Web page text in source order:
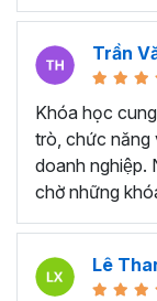
Trần
Khóa học
trò, chức năng
doanh nghiệp.
chờ những
Lê